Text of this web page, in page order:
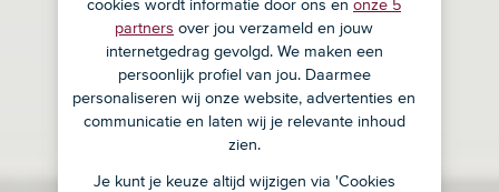
cookies wordt informatie door ons en onze 5
partners over jou verzameld en jouw
internetgedrag gevolgd. We maken een
persoonlijk profiel van jou. Daarmee
personaliseren wij onze website, advertenties en
communicatie en laten wij je relevante inhoud
zien.
Je kunt je keuze altijd wijzigen via 'Cookies